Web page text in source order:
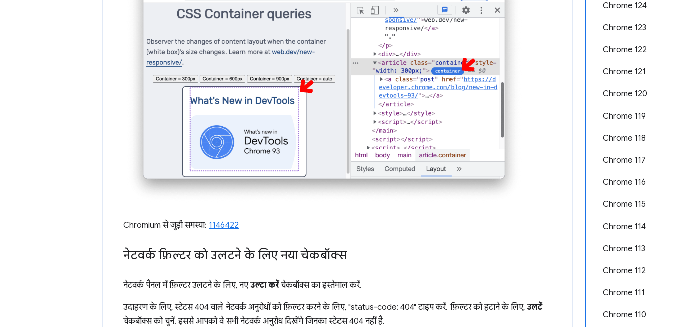
Chrome 124
Chrome 123
Chrome 122
Chrome 121
Chrome 120
Chrome 119
Chrome 118
Chrome 117
Chrome 116
Chrome 115
Chrome 114
Chrome 113
Chrome 112
Chrome 111
Chrome 110
Chromium से जुड़ी समस्या: 1146422
नेटवर्क फ़िल्टर को उलटने के लिए नया चेकबॉक्स
नेटवर्क पैनल में फ़िल्टर उलटने के लिए, नएउल्टा करेंचेकबॉक्स का इस्तेमाल करें.
उदाहरण के लिए, स्टेटस 404 वाले नेटवर्क अनुरोधों को फ़िल्टर करने के लिए, "status-code: 404" टाइप करें. फ़िल्टर को हटाने के लिए, उलटें
चेकबॉक्स को चुनें. इससे आपको वे सभी नेटवर्क अनुरोध दिखेंगे जिनका स्टेटस 404 नहीं है.